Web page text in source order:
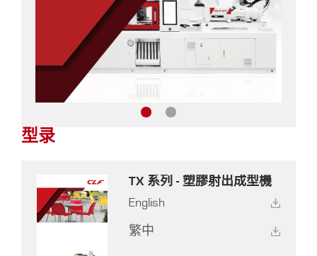
型录
TX 系列 - 塑膠射出成型機
English
繁中